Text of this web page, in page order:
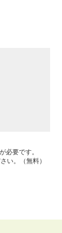
必要です。
い。（無料）